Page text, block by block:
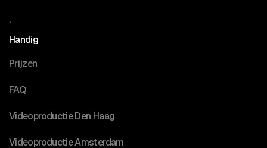
.
Handig
Prijzen
FAQ
Videoproductie Den Haag
Videoproductie Amsterdam